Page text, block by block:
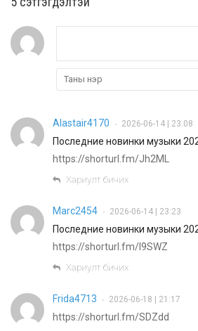
Alastair4170 • 2026-06-14 | 23:08
Последние новинки музыки
https://shorturl.fm/Jh2ML
Хариулт бичих
Marc2454 • 2026-06-14 | 23:23
Последние новинки музыки
https://shorturl.fm/l9SWZ
Хариулт бичих
Frida4713 • 2026-06-18 | 21:17
https://shorturl.fm/SDZdd